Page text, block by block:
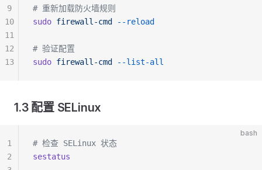
# 重新加载防火墙规则
sudo firewall-cmd --reload
# 验证配置
sudo firewall-cmd --list-all
9
10
11
12
13
1.3 配置 SELinux
bash
# 检查 SELinux 状态
sestatus
1
2